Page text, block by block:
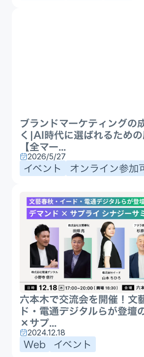
ブランドマーケティングの
く|AI時代に選ばれるため
【全マー...
2026/5/27
イベント オンライン参加
六本木で交流会を開催！文
ド・電通デジタルらが登壇
×サプ...
2024.12.18
Web イベント